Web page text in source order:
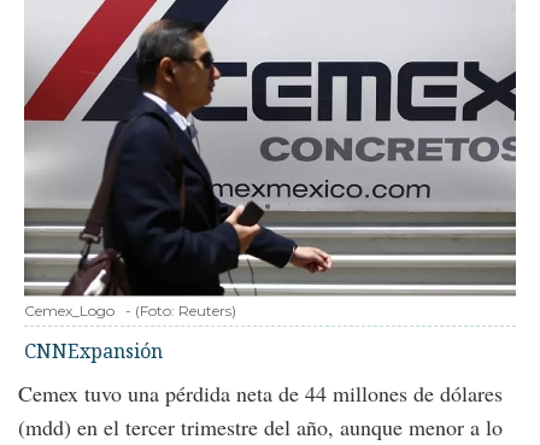
Cemex_Logo - (Foto: Reuters)
CNNExpansión
Cemex tuvo una pérdida neta de 44 millones de dólares
(mdd) en el tercer trimestre del año, aunque menor a lo